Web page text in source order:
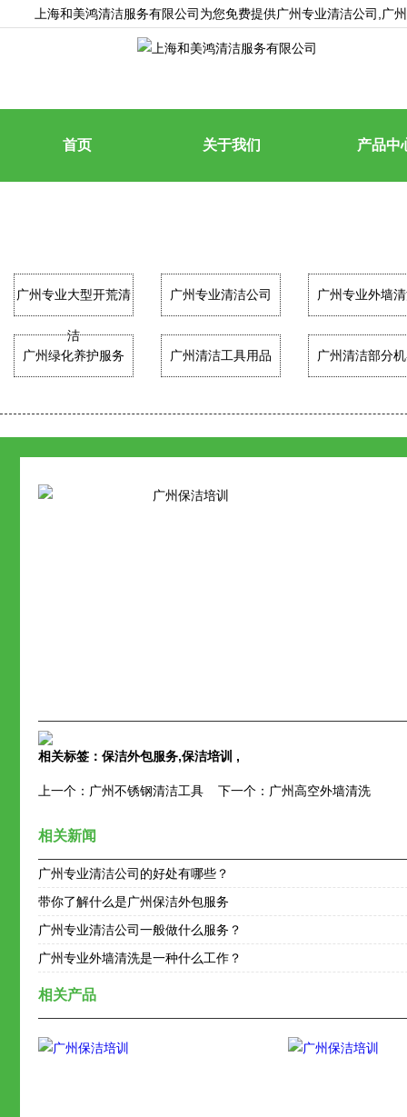
上海和美鸿清洁服务有限公司为您免费提供广州专业清洁公司 ,广
首页 关于我们 产品中
广州专业大型开荒清
洁
广州专业清洁公司 广州专业外墙
广州绿化养护服务 广州清洁工具用品 广州清洁部分
相关标签： 保洁外包服务,保洁培训 ,
上一个： 广州不锈钢清洁工具 下一个： 广州高空外墙清洗
相关新闻
广州专业清洁公司的好处有哪些？
带你了解什么是广州保洁外包服务
广州专业清洁公司一般做什么服务？
广州专业外墙清洗是一种什么工作？
相关产品